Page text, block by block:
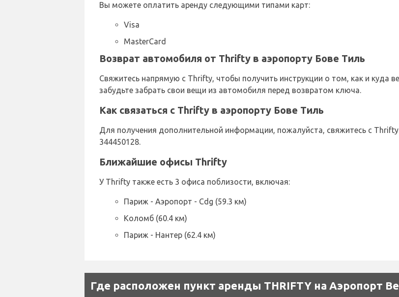
Вы можете оплатить аренду следующими типами карт:
Visa
MasterCard
Возврат автомобиля от Thrifty в аэропорту Бове Тиль
Свяжитесь напрямую с Thrifty, чтобы получить инструкции о том, как и куда
забудьте забрать свои вещи из автомобиля перед возвратом ключа.
Как связаться с Thrifty в аэропорту Бове Тиль
Для получения дополнительной информации, пожалуйста, свяжитесь с
344450128.
Ближайшие офисы Thrifty
У Thrifty также есть 3 офиса поблизости, включая:
Париж - Аэропорт - Cdg (59.3 км)
Коломб (60.4 км)
Париж - Нантер (62.4 км)
Где расположен пункт аренды THRIFTY на Аэропорт